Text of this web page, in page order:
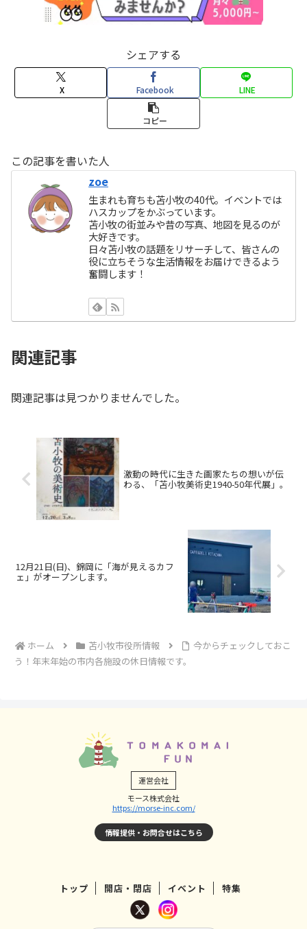
シェアする
X Facebook LINE
コピー
この記事を書いた人
zoe
生まれも育ちも苫小牧の40代。イベントでは
ハスカップをかぶっています。
苫小牧の街並みや昔の写真、地図を見るのが
大好きです。
日々苫小牧の話題をリサーチして、皆さんの
役に立ちそうな生活情報をお届けできるよう
奮闘します！
関連記事
関連記事は見つかりませんでした。
激動の時代に生きた画家たちの想いが伝
わる、「苫小牧美術史1940-50年代展」。
12月21日(日)、錦岡に「海が見えるカフ
ェ」がオープンします。
ホーム 苫小牧市役所情報
今からチェックしておこ
う！年末年始の市内各施設の休日情報です。
運営会社
モース株式会社
https://morse-inc.com/
情報提供・お問合せはこちら
トップ 開店・閉店 イベント 特集